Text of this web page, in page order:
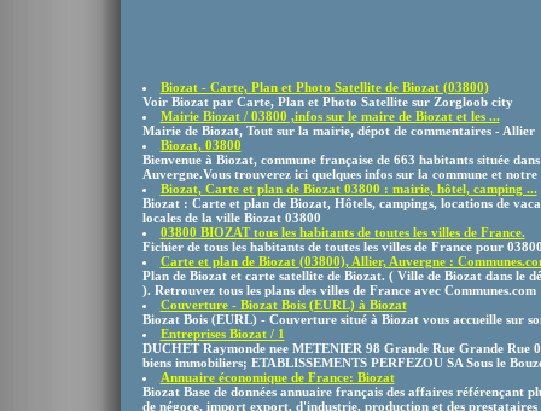
Biozat - Carte, Plan et Photo Satellite de Biozat (03800)
Voir Biozat par Carte, Plan et Photo Satellite sur Zorgloob city
Mairie Biozat / 03800 ,infos sur le maire de Biozat et les ...
Mairie de Biozat, Tout sur la mairie, dépot de commentaires - Allier
Biozat, 03800
Bienvenue à Biozat, commune française de 663 habitants située
Auvergne.Vous trouverez ici quelques infos sur la commune et notre
Biozat, Carte et plan de Biozat 03800 : mairie, hôtel, camping ...
Biozat : Carte et plan de Biozat, Hôtels, campings, locations de
locales de la ville Biozat 03800
03800 BIOZAT tous les habitants de toutes les villes de France.
Fichier de tous les habitants de toutes les villes de France pour
Carte et plan de Biozat (03800), Allier, Auvergne :
Plan de Biozat et carte satellite de Biozat. ( Ville de Biozat dans le
). Retrouvez tous les plans des villes de France avec Communes.com
Couverture - Biozat Bois (EURL) à Biozat
Biozat Bois (EURL) - Couverture situé à Biozat vous accueille sur
Entreprises Biozat / 1
DUCHET Raymonde nee METENIER 98 Grande Rue Grande Rue
biens immobiliers; ETABLISSEMENTS PERFEZOU SA Sous le
Annuaire économique de France: Biozat
Biozat Base de données annuaire français des affaires référençant
de négoce, import export, d'industrie, production et des prestataires